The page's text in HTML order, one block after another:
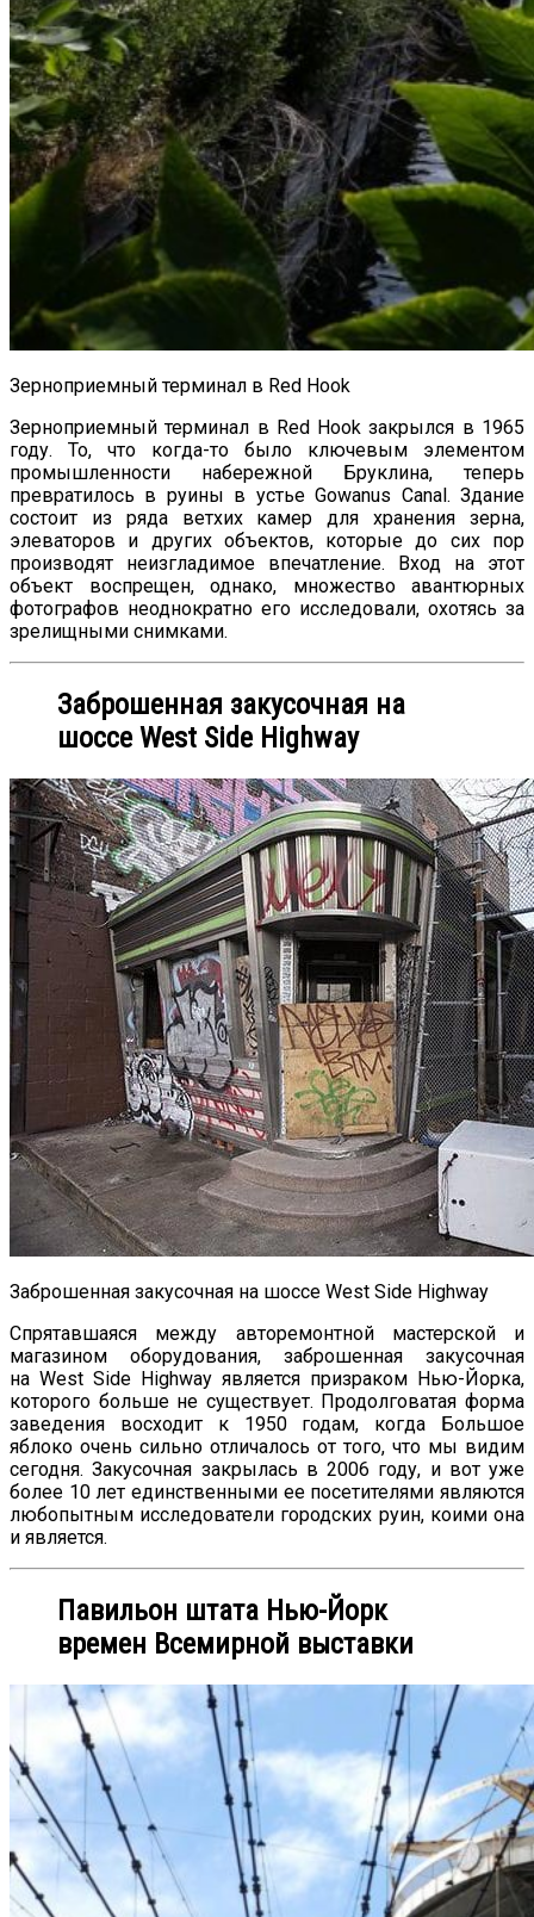
Зерноприемный терминал в Red Hook
Зерноприемный терминал в Red Hook закрылся в 1965
году. То, что когда-то было ключевым элементом
промышленности набережной Бруклина, теперь
превратилось в руины в устье Gowanus Canal. Здание
состоит из ряда ветхих камер для хранения зерна,
элеваторов и других объектов, которые до сих пор
производят неизгладимое впечатление. Вход на этот
объект воспрещен, однако, множество авантюрных
фотографов неоднократно его исследовали, охотясь за
зрелищными снимками.
Заброшенная закусочная на
шоссе West Side Highway
Заброшенная закусочная на шоссе West Side Highway
Спрятавшаяся между авторемонтной мастерской и
магазином оборудования, заброшенная закусочная
на West Side Highway является призраком Нью-Йорка,
которого больше не существует. Продолговатая форма
заведения восходит к 1950 годам, когда Большое
яблоко очень сильно отличалось от того, что мы видим
сегодня. Закусочная закрылась в 2006 году, и вот уже
более 10 лет единственными ее посетителями являются
любопытным исследователи городских руин, коими она
и является.
Павильон штата Нью-Йорк
времен Всемирной выставки